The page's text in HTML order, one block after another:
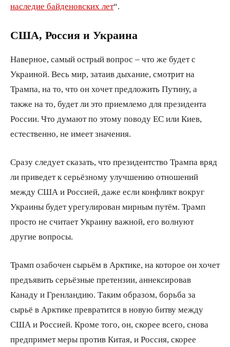
наследие байденовских лет“.
США, Россия и Украина
Наверное, самый острый вопрос – что же будет с
Украиной. Весь мир, затаив дыхание, смотрит на
Трампа, на то, что он хочет предложить Путину, а
также на то, будет ли это приемлемо для президента
России. Что думают по этому поводу ЕС или Киев,
естественно, не имеет значения.
Сразу следует сказать, что президентство Трампа вряд
ли приведет к серьёзному улучшению отношений
между США и Россией, даже если конфликт вокруг
Украины будет урегулирован мирным путём. Трамп
просто не считает Украину важной, его волнуют
другие вопросы.
Трамп озабочен сырьём в Арктике, на которое он хочет
предъявить серьёзные претензии, аннексировав
Канаду и Гренландию. Таким образом, борьба за
сырьё в Арктике превратится в новую битву между
США и Россией. Кроме того, он, скорее всего, снова
предпримет меры против Китая, и Россия, скорее